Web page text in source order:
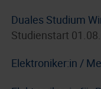
Duales Studium
Studienstart
Elektroniker:in /